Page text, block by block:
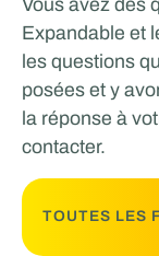
Vous avez des
Expandable et
les questions
posées et y
la réponse à
contacter.
TOUTES LES